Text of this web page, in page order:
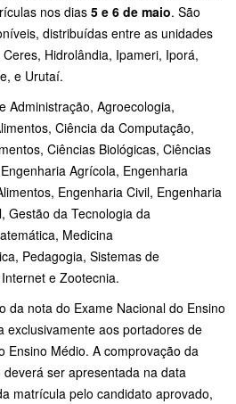
nos dias 5 e 6 de maio. São
distribuídas entre as unidades
Hidrolândia, Ipameri, Iporá,
e Urutaí.
Administração, Agroecologia,
Ciência da Computação,
Ciências Biológicas, Ciências
Agrícola, Engenharia
Engenharia Civil, Engenharia
Gestão da Tecnologia da
Medicina
Pedagogia, Sistemas de
e Zootecnia.
da nota do Exame Nacional do Ensino
exclusivamente aos portadores de
Ensino Médio. A comprovação da
ser apresentada na data
matrícula pelo candidato aprovado,